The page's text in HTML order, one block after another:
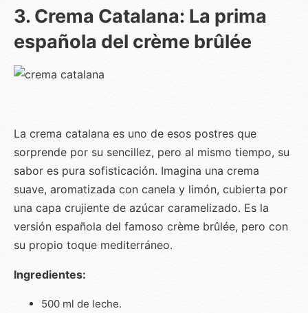
3. Crema Catalana: La prima
española del crème brûlée
La crema catalana es uno de esos postres que
sorprende por su sencillez, pero al mismo tiempo, su
sabor es pura sofisticación. Imagina una crema
suave, aromatizada con canela y limón, cubierta por
una capa crujiente de azúcar caramelizado. Es la
versión española del famoso crème brûlée, pero con
su propio toque mediterráneo.
Ingredientes:
500 ml de leche.